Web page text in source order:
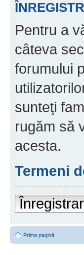
Pentru a
câteva
forumului
sunteţi
rugăm să
acesta.
Termeni
Prima pagină